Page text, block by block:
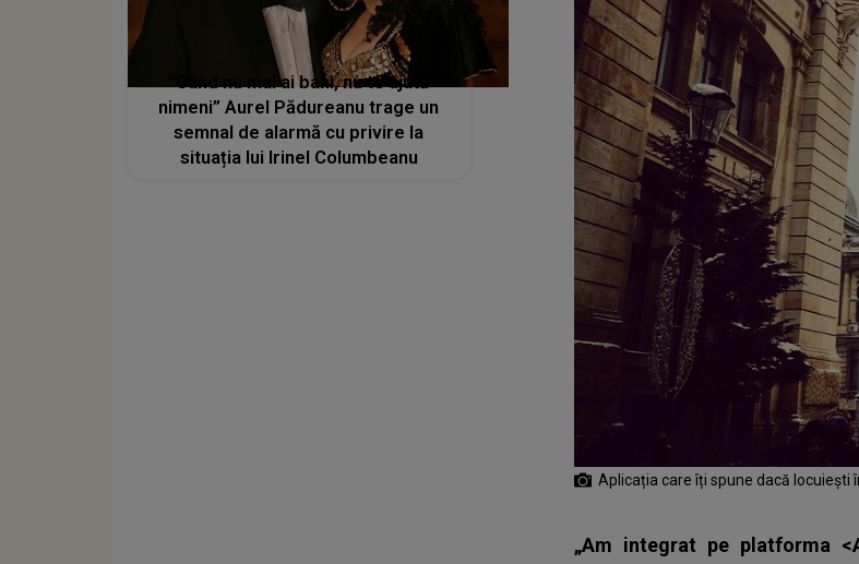
Aplicația care îți spune dacă locuiești
„Am integrat pe platforma
”Când nu mai ai bani, nu te ajută
nimeni” Aurel Pădureanu trage un
semnal de alarmă cu privire la
situația lui Irinel Columbeanu